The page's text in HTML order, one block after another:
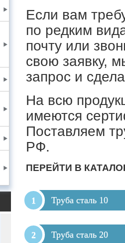
Если вам
по редким
почту или
свою заявку,
запрос и
На всю
имеются
Поставляем
РФ.
ПЕРЕЙТИ В
Труба сталь 10
Труба сталь 20